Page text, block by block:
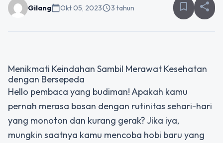
Gilangcalendar_todayOkt 05, 2023schedule3 tahun bookmark_border share
Menikmati Keindahan Sambil Merawat Kesehatan
dengan Bersepeda
Hello pembaca yang budiman! Apakah kamu
pernah merasa bosan dengan rutinitas sehari-hari
yang monoton dan kurang gerak? Jika iya,
mungkin saatnya kamu mencoba hobi baru yang